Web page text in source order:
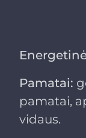
Pamatai:
pamatai,
vidaus.